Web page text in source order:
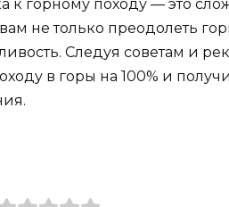
к горному походу — это
не только преодолеть
Следуя советам и
в горы на 100% и